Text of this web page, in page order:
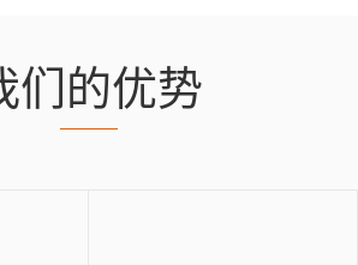
们的优势